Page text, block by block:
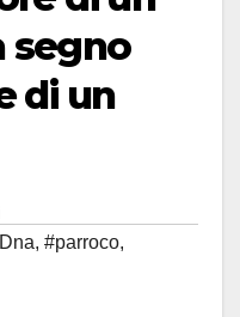
segno
di un
, #parroco,